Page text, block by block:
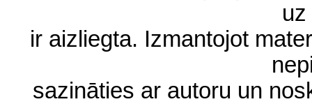
ir aizliegta. Izmantojot
sazināties ar autoru un